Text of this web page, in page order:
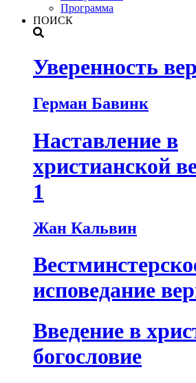
Программа
ПОИСК
Уверенность
Герман Бавинк
Наставление в
христианской
1
Жан Кальвин
исповедание
Введение в
богословие